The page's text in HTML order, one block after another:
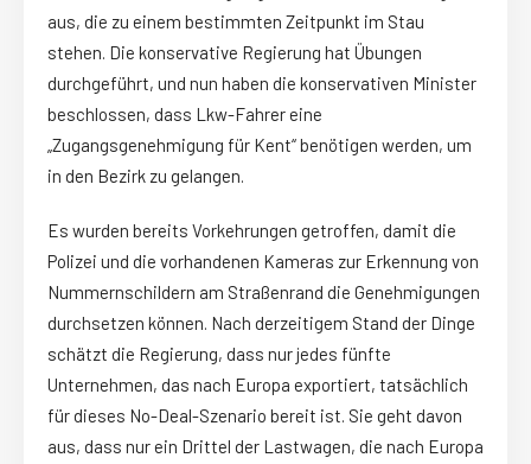
aus, die zu einem bestimmten Zeitpunkt im Stau
stehen. Die konservative Regierung hat Übungen
durchgeführt, und nun haben die konservativen Minister
beschlossen, dass Lkw-Fahrer eine
„Zugangsgenehmigung für Kent“ benötigen werden, um
in den Bezirk zu gelangen.
Es wurden bereits Vorkehrungen getroffen, damit die
Polizei und die vorhandenen Kameras zur Erkennung von
Nummernschildern am Straßenrand die Genehmigungen
durchsetzen können. Nach derzeitigem Stand der Dinge
schätzt die Regierung, dass nur jedes fünfte
Unternehmen, das nach Europa exportiert, tatsächlich
für dieses No-Deal-Szenario bereit ist. Sie geht davon
aus, dass nur ein Drittel der Lastwagen, die nach Europa